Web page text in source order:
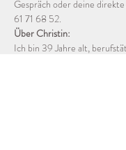
Gespräch oder deine
61 71 68 52.
Über Christin:
Ich bin 39 Jahre alt,